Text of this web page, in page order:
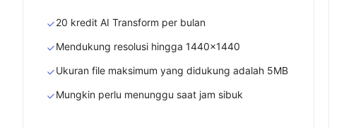
20 kredit AI Transform per bulan
Mendukung resolusi hingga 1440x1440
Ukuran file maksimum yang didukung adalah 5MB
Mungkin perlu menunggu saat jam sibuk